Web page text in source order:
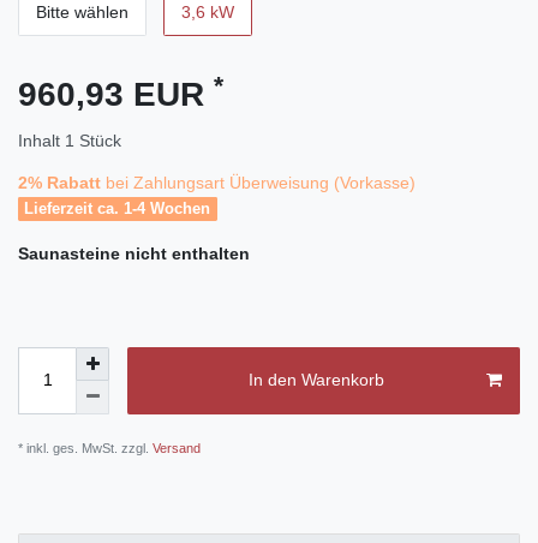
Bitte wählen 3,6 kW
960,93 EUR *
Inhalt 1 Stück
2% Rabatt bei Zahlungsart Überweisung (Vorkasse)
Lieferzeit ca. 1-4 Wochen
Saunasteine nicht enthalten
In den Warenkorb
* inkl. ges. MwSt. zzgl. Versand